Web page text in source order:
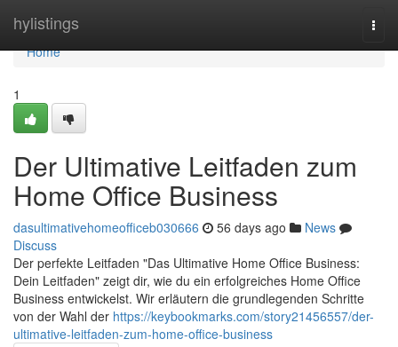
hylistings
Home
Home
1
Der Ultimative Leitfaden zum
Home Office Business
dasultimativehomeofficeb030666 56 days ago
News
Discuss
Der perfekte Leitfaden "Das Ultimative Home Office Business:
Dein Leitfaden" zeigt dir, wie du ein erfolgreiches Home Office
Business entwickelst. Wir erläutern die grundlegenden Schritte
von der Wahl der https://keybookmarks.com/story21456557/der-
ultimative-leitfaden-zum-home-office-business